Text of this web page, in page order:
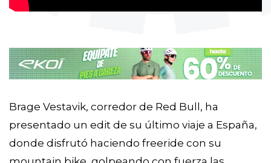
Brage Vestavik, corredor de Red Bull, ha
presentado un edit de su último viaje a España,
donde disfrutó haciendo freeride con su